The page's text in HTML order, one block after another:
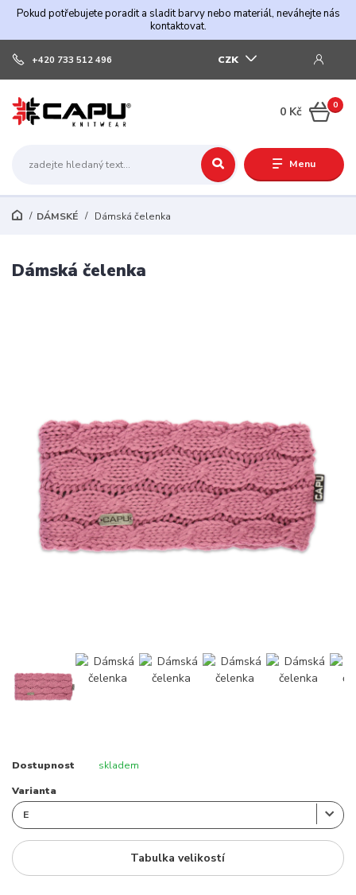
Pokud potřebujete poradit a sladit barvy nebo materiál, neváhejte nás
kontaktovat.
Menu
CZK
+420 733 512 496
0
0 Kč
DÁMSKÉ Dámská čelenka
Dámská čelenka
Dostupnost skladem
Varianta
Tabulka velikostí